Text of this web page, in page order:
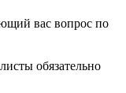
вас вопрос по
обязательно